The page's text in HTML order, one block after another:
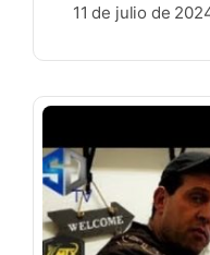
11 de julio de